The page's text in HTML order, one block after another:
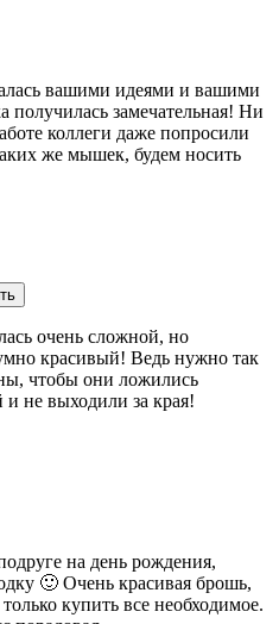
вашими идеями и вашими
получилась замечательная! Ни
коллеги даже попросили
же мышек, будем носить
очень сложной, но
красивый! Ведь нужно так
чтобы они ложились
и не выходили за края!
на день рождения,
🙂 Очень красивая брошь,
купить все необходимое.